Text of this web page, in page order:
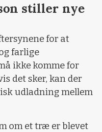
stiller nye
for at
farlige
ikke komme for
det sker, kan der
udladning mellem
om et træ er blevet